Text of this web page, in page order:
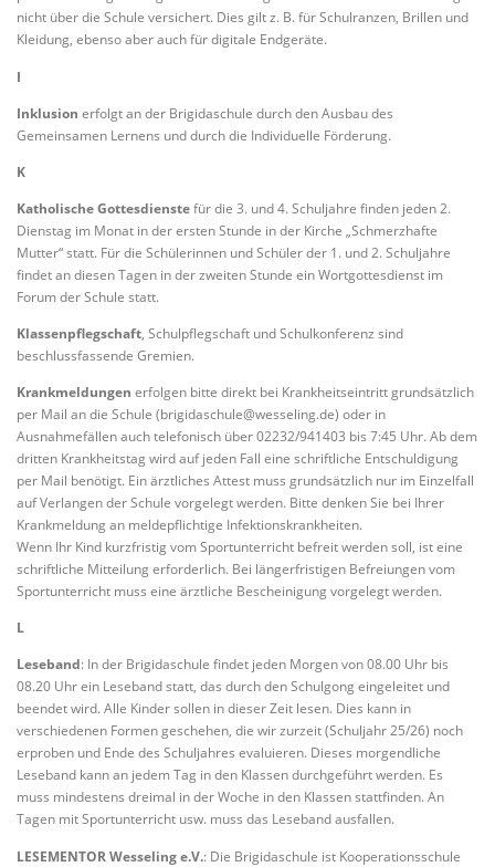
nicht über die Schule versichert. Dies gilt z. B. für Schulranzen, Brillen und
Kleidung, ebenso aber auch für digitale Endgeräte.
I
Inklusion erfolgt an der Brigidaschule durch den Ausbau des
Gemeinsamen Lernens und durch die Individuelle Förderung.
K
Katholische Gottesdienstefür die 3. und 4. Schuljahre finden jeden 2.
Dienstag im Monat in der ersten Stunde in der Kirche „Schmerzhafte
Mutter“ statt. Für die Schülerinnen und Schüler der 1. und 2. Schuljahre
findet an diesen Tagen in der zweiten Stunde ein Wortgottesdienst im
Forum der Schule statt.
Klassenpflegschaft, Schulpflegschaft und Schulkonferenz sind
beschlussfassende Gremien.
Krankmeldungen erfolgen bitte direkt bei Krankheitseintritt grundsätzlich
per Mail an die Schule (brigidaschule@wesseling.de) oder in
Ausnahmefällen auch telefonisch über 02232/941403 bis 7:45 Uhr. Ab dem
dritten Krankheitstag wird auf jeden Fall eine schriftliche Entschuldigung
per Mail benötigt. Ein ärztliches Attest muss grundsätzlich nur im Einzelfall
auf Verlangen der Schule vorgelegt werden. Bitte denken Sie bei Ihrer
Krankmeldung an meldepflichtige Infektionskrankheiten.
Wenn Ihr Kind kurzfristig vom Sportunterricht befreit werden soll, ist eine
schriftliche Mitteilung erforderlich. Bei längerfristigen Befreiungen vom
Sportunterricht muss eine ärztliche Bescheinigung vorgelegt werden.
L
Leseband: In der Brigidaschule findet jeden Morgen von 08.00 Uhr bis
08.20 Uhr ein Leseband statt, das durch den Schulgong eingeleitet und
beendet wird. Alle Kinder sollen in dieser Zeit lesen. Dies kann in
verschiedenen Formen geschehen, die wir zurzeit (Schuljahr 25/26) noch
erproben und Ende des Schuljahres evaluieren. Dieses morgendliche
Leseband kann an jedem Tag in den Klassen durchgeführt werden. Es
muss mindestens dreimal in der Woche in den Klassen stattfinden. An
Tagen mit Sportunterricht usw. muss das Leseband ausfallen.
LESEMENTOR Wesseling e.V.: Die Brigidaschule ist Kooperationsschule